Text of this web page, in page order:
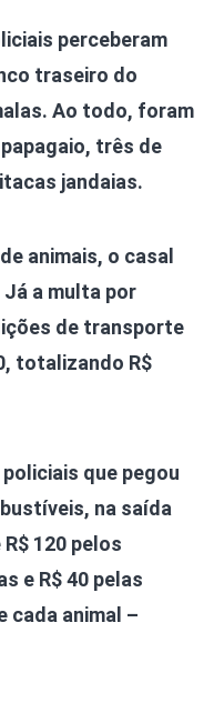
perceberam
traseiro do
Ao todo, foram
três de
jandaias.
animais, o casal
Já a multa por
de transporte
totalizando R$
que pegou
na saída
120 pelos
e R$ 40 pelas
cada animal –